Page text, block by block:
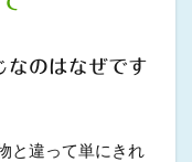
なのはなぜです
と違って単にきれ